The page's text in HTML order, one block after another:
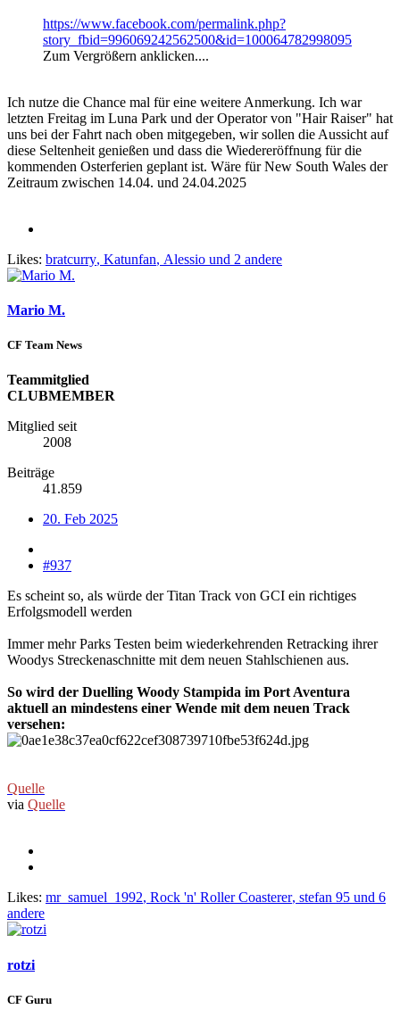
https://www.facebook.com/permalink.php?
story_fbid=996069242562500&id=100064782998095
Zum Vergrößern anklicken....
Ich nutze die Chance mal für eine weitere Anmerkung. Ich war
letzten Freitag im Luna Park und der Operator von "Hair Raiser" hat
uns bei der Fahrt nach oben mitgegeben, wir sollen die Aussicht auf
diese Seltenheit genießen und dass die Wiedereröffnung für die
kommenden Osterferien geplant ist. Wäre für New South Wales der
Zeitraum zwischen 14.04. und 24.04.2025
Likes: bratcurry, Katunfan, Alessio und 2 andere
Mario M.
CF Team News
Teammitglied
CLUBMEMBER
Mitglied seit
2008
Beiträge
41.859
20. Feb 2025
#937
Es scheint so, als würde der Titan Track von GCI ein richtiges
Erfolgsmodell werden
Immer mehr Parks Testen beim wiederkehrenden Retracking ihrer
Woodys Streckenaschnitte mit dem neuen Stahlschienen aus.
So wird der Duelling Woody Stampida im Port Aventura
aktuell an mindestens einer Wende mit dem neuen Track
versehen:
Quelle
via Quelle
Likes: mr_samuel_1992, Rock 'n' Roller Coasterer, stefan 95 und 6
andere
rotzi
CF Guru